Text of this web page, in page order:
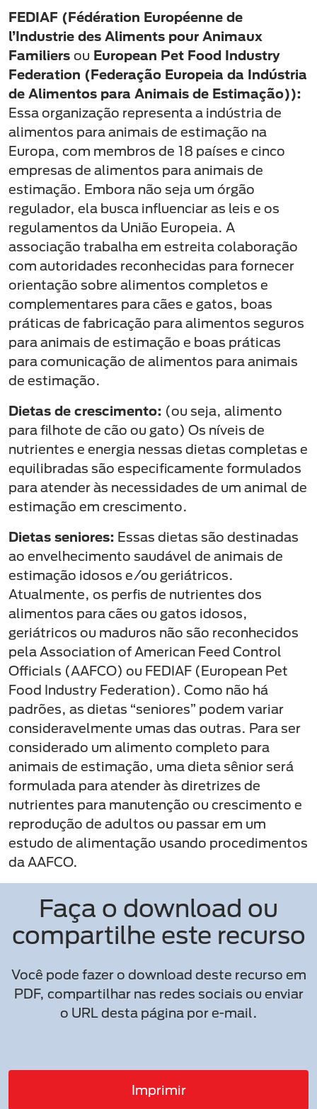
FEDIAF (Fédération Européenne de
l’Industrie des Aliments pour Animaux
Familiers ou European Pet Food Industry
Federation (Federação Europeia da Indústria
de Alimentos para Animais de Estimação)):
Essa organização representa a indústria de
alimentos para animais de estimação na
Europa, com membros de 18 países e cinco
empresas de alimentos para animais de
estimação. Embora não seja um órgão
regulador, ela busca influenciar as leis e os
regulamentos da União Europeia. A
associação trabalha em estreita colaboração
com autoridades reconhecidas para fornecer
orientação sobre alimentos completos e
complementares para cães e gatos, boas
práticas de fabricação para alimentos seguros
para animais de estimação e boas práticas
para comunicação de alimentos para animais
de estimação.
Dietas de crescimento: (ou seja, alimento
para filhote de cão ou gato) Os níveis de
nutrientes e energia nessas dietas completas e
equilibradas são especificamente formulados
para atender às necessidades de um animal de
estimação em crescimento.
Dietas seniores: Essas dietas são destinadas
ao envelhecimento saudável de animais de
estimação idosos e/ou geriátricos.
Atualmente, os perfis de nutrientes dos
alimentos para cães ou gatos idosos,
geriátricos ou maduros não são reconhecidos
pela Association of American Feed Control
Officials (AAFCO) ou FEDIAF (European Pet
Food Industry Federation). Como não há
padrões, as dietas “seniores” podem variar
consideravelmente umas das outras. Para ser
considerado um alimento completo para
animais de estimação, uma dieta sênior será
formulada para atender às diretrizes de
nutrientes para manutenção ou crescimento e
reprodução de adultos ou passar em um
estudo de alimentação usando procedimentos
da AAFCO.
Faça o download ou
compartilhe este recurso
Você pode fazer o download deste recurso em
PDF, compartilhar nas redes sociais ou enviar
o URL desta página por e-mail.
Imprimir